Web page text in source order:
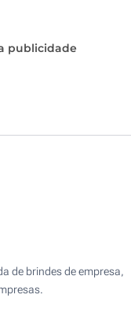
publicidade
de brindes de empresa,